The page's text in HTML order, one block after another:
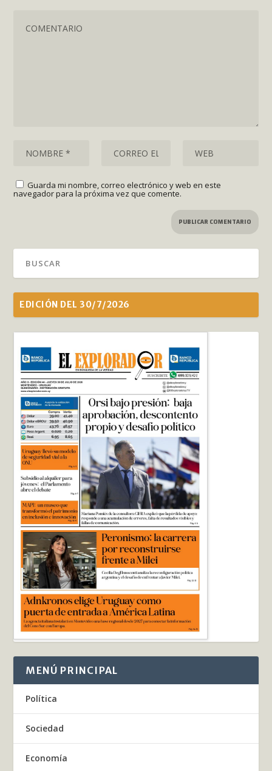
Guarda mi nombre, correo electrónico y web en este
navegador para la próxima vez que comente.
EDICIÓN DEL 30/7/2026
MENÚ PRINCIPAL
Política
Sociedad
Economía